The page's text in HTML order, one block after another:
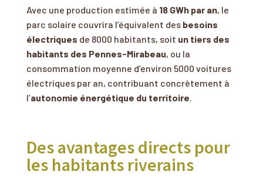
Avec une production estimée à 18 GWh par an, le
parc solaire couvrira l’équivalent des besoins
électriques de 8000 habitants, soit un tiers des
habitants des Pennes-Mirabeau, ou la
consommation moyenne d’environ 5000 voitures
électriques par an, contribuant concrètement à
l’autonomie énergétique du territoire.
Des avantages directs pour
les habitants riverains